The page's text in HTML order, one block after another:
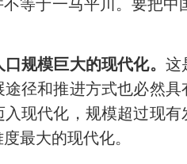
于一马平川。要把中
规模巨大的现代化。 这
径和推进方式也必然
现代化，规模超过现
最大的现代化。